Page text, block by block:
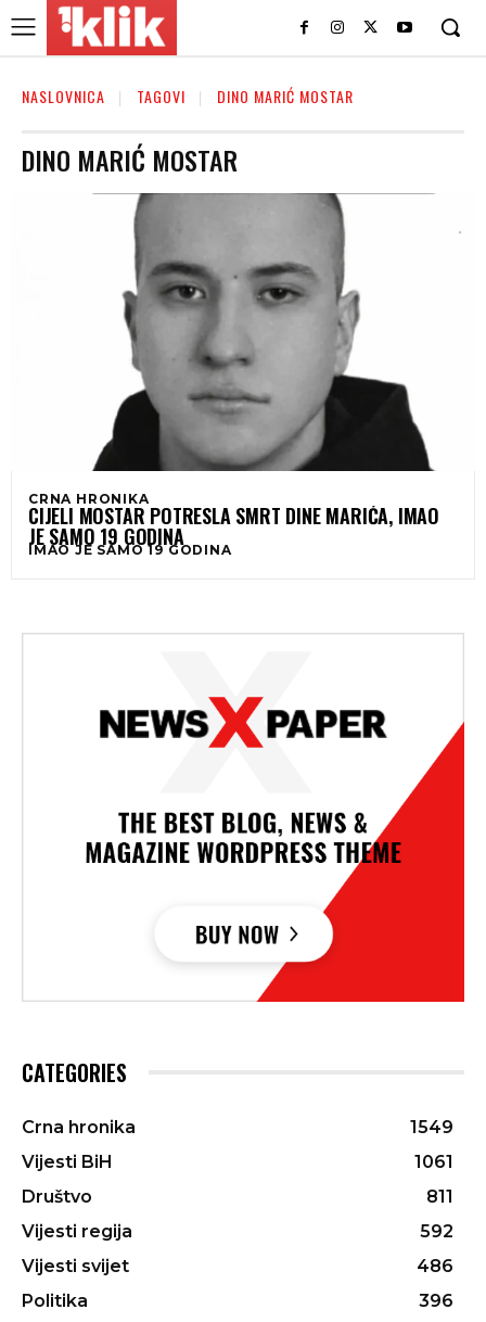
NASLOVNICA TAGOVI DINO MARIĆ MOSTAR
DINO MARIĆ MOSTAR
CRNA HRONIKA
CIJELI MOSTAR POTRESLA SMRT DINE MARIĆA, IMAO
JE SAMO 19 GODINA
IMAO JE SAMO 19 GODINA
CATEGORIES
Crna hronika
1549
Vijesti BiH
1061
Društvo
811
Vijesti regija
592
Vijesti svijet
486
Politika
396